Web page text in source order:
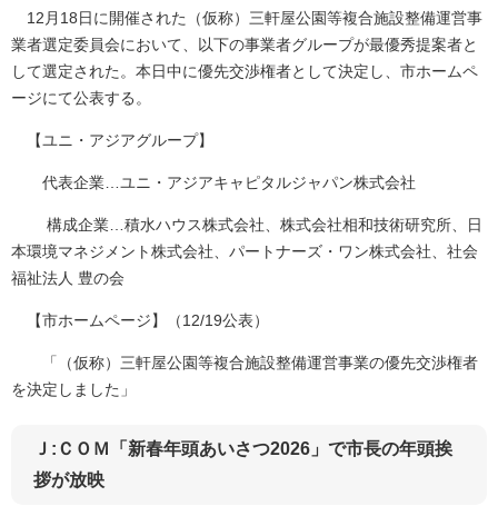
​ 12月18日に開催された（仮称）三軒屋公園等複合施設整備運営事
業者選定委員会において、以下の事業者グループが最優秀提案者と
して選定された。本日中に優先交渉権者として決定し、市ホームペ
ージにて公表する。
【ユニ・アジアグループ】
代表企業…ユニ・アジアキャピタルジャパン株式会社
構成企業…積水ハウス株式会社、株式会社相和技術研究所、日
本環境マネジメント株式会社、パートナーズ・ワン株式会社、社会
福祉法人 豊の会
【市ホームページ】（12/19公表）
「（仮称）三軒屋公園等複合施設整備運営事業の優先交渉権者
を決定しました」
Ｊ:ＣＯＭ「新春年頭あいさつ2026」で市長の年頭挨
拶が放映